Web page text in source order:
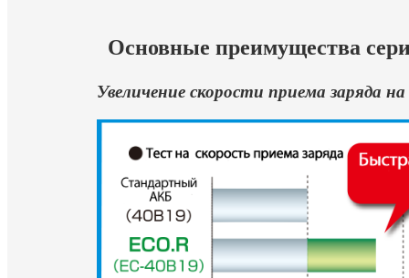
Основные преимущества
Увеличение скорости приема заряда